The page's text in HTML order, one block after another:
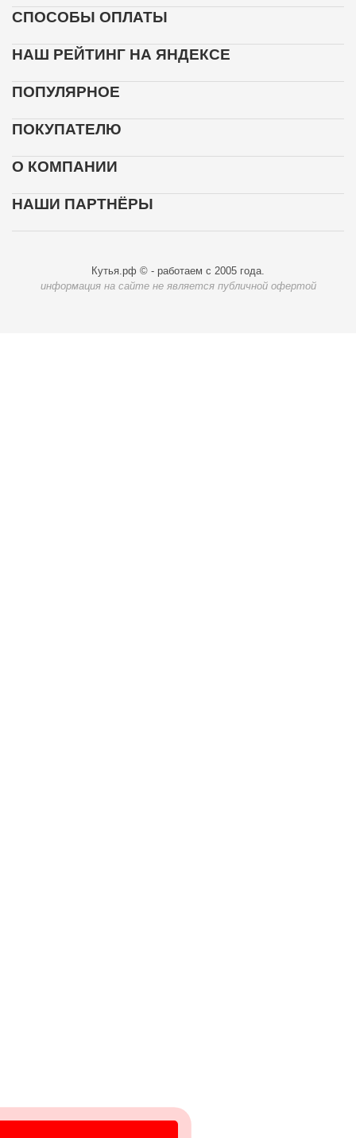
СПОСОБЫ ОПЛАТЫ
НАШ РЕЙТИНГ НА ЯНДЕКСЕ
ПОПУЛЯРНОЕ
ПОКУПАТЕЛЮ
О КОМПАНИИ
НАШИ ПАРТНЁРЫ
Кутья.рф © - работаем с 2005 года.
информация на сайте не является публичной офертой